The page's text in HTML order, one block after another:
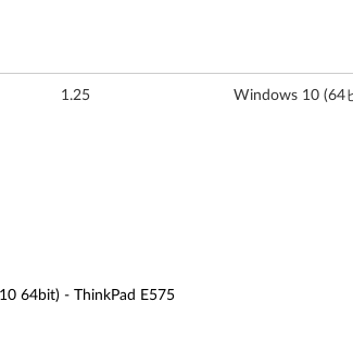
1.25 Windows 10 (64
64bit) - ThinkPad E575